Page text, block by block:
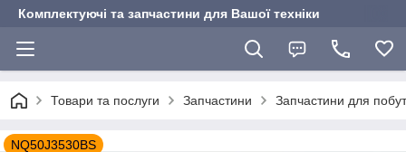
Комплектуючі та запчастини для Вашої техніки
Товари та послуги Запчастини Запчастини для
NQ50J3530BS